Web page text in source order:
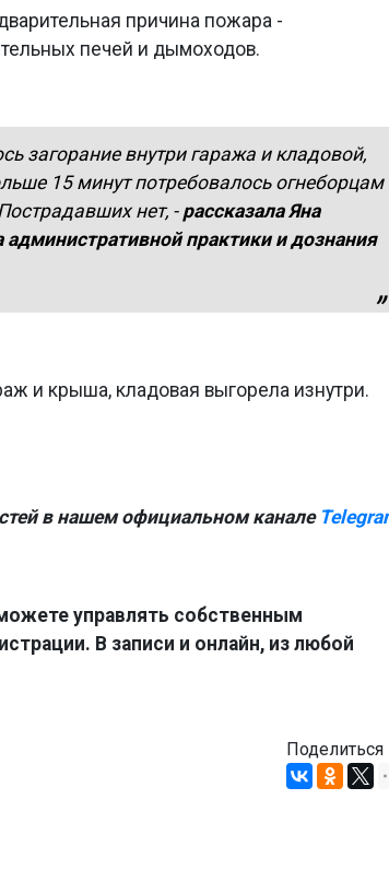
причина пожара -
печей и дымоходов.
загорание внутри гаража и кладовой,
15 минут потребовалось огнеборцам
нет, -рассказала Яна
практики и дознания
и крыша, кладовая выгорела изнутри.
в нашем официальном канале
управлять собственным
В записи и онлайн, из любой
Поделиться